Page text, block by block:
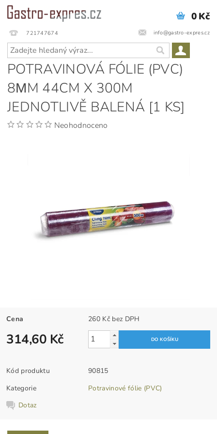
721747674 info@gastro-expres.cz
0 Kč
POTRAVINOVÁ FÓLIE (PVC)
8ΜM 44CM X 300M
JEDNOTLIVĚ BALENÁ [1 KS]
Neohodnoceno
Cena 260 Kč bez DPH
314,60 Kč
Kód produktu
90815
Kategorie
Potravinové fólie (PVC)
Dotaz